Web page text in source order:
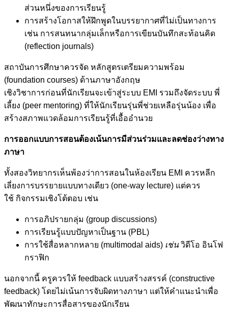
ส่วนหนึ่งของการเรียนรู้
การสร้างโอกาสให้ฝึกพูดในบรรยากาศที่ไม่เป็นทางการ
เช่น การสนทนากลุ่มเล็กหรือการเขียนบันทึกสะท้อนคิด
(reflection journals)
สถาบันการศึกษาควรจัด หลักสูตรเตรียมความพร้อม
(foundation courses) ด้านภาษาอังกฤษ
เชิงวิชาการก่อนที่นักเรียนจะเข้าสู่ระบบ EMI รวมถึงจัดระบบ พี่
เลี้ยง (peer mentoring) ที่ให้นักเรียนรุ่นพี่ช่วยเหลือรุ่นน้อง เพื่อ
สร้างสภาพแวดล้อมการเรียนรู้ที่เอื้ออำนวย
การออกแบบการสอนต้องเน้นการมีส่วนร่วมและลดช่องว่างทาง
ภาษา
ทั้งสองวิทยากรเห็นพ้องว่าการสอนในห้องเรียน EMI ควรหลีก
เลี่ยงการบรรยายแบบทางเดียว (one-way lecture) แต่ควร
ใช้ กิจกรรมเชิงโต้ตอบ เช่น
การอภิปรายกลุ่ม (group discussions)
การเรียนรู้แบบปัญหาเป็นฐาน (PBL)
การใช้สื่อหลากหลาย (multimodal aids) เช่น วิดีโอ อินโฟ
กราฟิก
นอกจากนี้ ครูควรให้ feedback แบบสร้างสรรค์ (constructive
feedback) โดยไม่เน้นการจับผิดทางภาษา แต่ให้คำแนะนำเพื่อ
พัฒนาทักษะการสื่อสารของนักเรียน